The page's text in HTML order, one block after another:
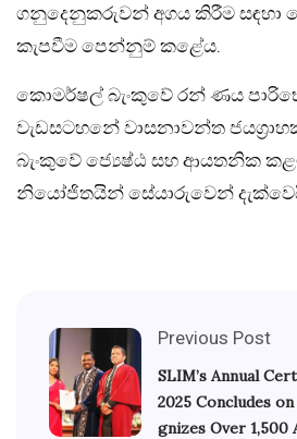
ගනුදෙනුකරුවන් අගය කිරීම සඳහා
කැපවීම පෙන්නුම් කළේය.
කොමර්ෂල් බැංකුවේ රන් ණය
වැඩසටහනේ වාසනාවන්ත
බැංකුවේ ජ්‍යෙෂ්ඨ සහ ආයතනික
නියෝජිතයින් සේයාරුවෙන්
Previous Post
SLIM’s Annual
2025 Concludes
gnizes Over 1,500